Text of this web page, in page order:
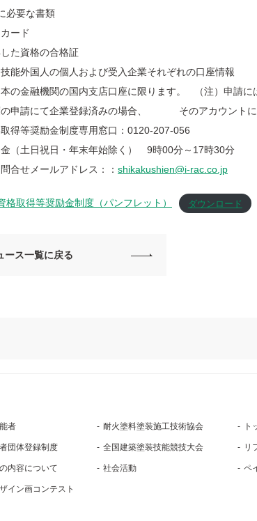
必要な書類
ード
した資格の合格証
技能外国人の個人および受入企業それぞれの口座情報
の金融機関の国内支店口座に限ります。 （注）申
の申請にて企業登録済みの場合、 そのアカウントに
取得等奨励金制度専用窓口：0120-207-056
（土日祝日・年末年始除く） 9時00分～17時30分
問合せメールアドレス：： shikakushien@i-rac.co.jp
格取得等奨励金制度（パンフレット） ダウンロード
ース一覧に戻る
者
団体登録制度
内容について
イン画コンテスト
耐火塗料塗装施工技術協会
全国建築塗装技能競技大会
社会活動
ト
リ
ペ